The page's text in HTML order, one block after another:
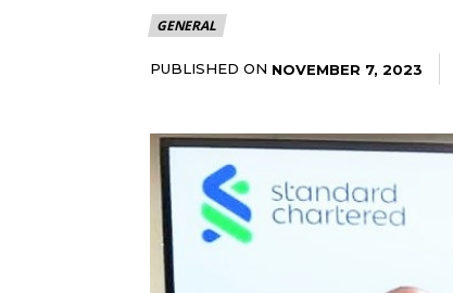
GENERAL
PUBLISHED ON NOVEMBER 7, 2023